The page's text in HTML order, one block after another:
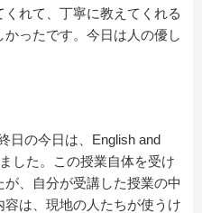
れて、丁寧に教えてくれる
ったです。今日は人の優し
日の今日は、English and
した。この授業自体を受け
、自分が受講した授業の中
は、現地の人たちが使うけ